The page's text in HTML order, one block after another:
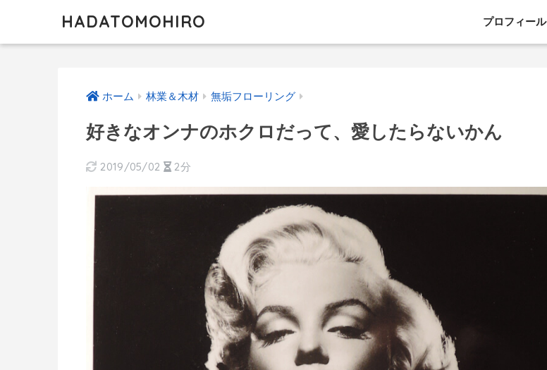
HADATOMOHIRO プロフィール
ホーム 林業＆木材 無垢フローリング
好きなオンナのホクロだって、愛したらないかん
2019/05/02 2分